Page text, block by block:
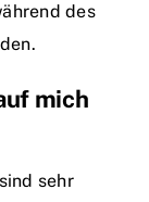
des
mich
sehr